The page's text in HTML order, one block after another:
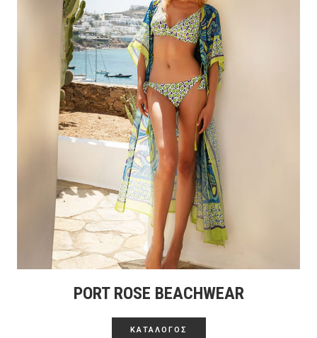
PORT ROSE BEACHWEAR
ΚΑΤΑΛΟΓΟΣ